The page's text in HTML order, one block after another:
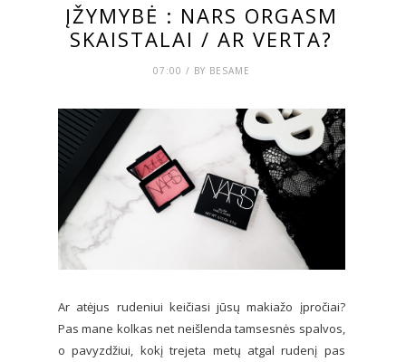
ĮŽYMYBĖ : NARS ORGASM
SKAISTALAI / AR VERTA?
07:00 / BY BESAME
Ar atėjus rudeniui keičiasi jūsų makiažo įpročiai?
Pas mane kolkas net neišlenda tamsesnės spalvos,
o pavyzdžiui, kokį trejeta metų atgal rudenį pas